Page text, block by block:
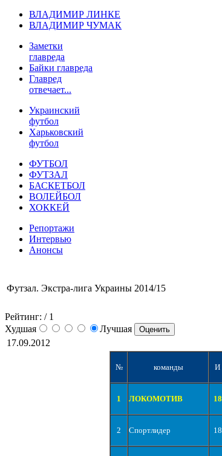
ВЛАДИМИР ЛИНКЕ
ВЛАДИМИР ЧУМАК
Заметки
главреда
Байки главреда
Главред
отвечает...
Украинский
футбол
Харьковский
футбол
ФУТБОЛ
ФУТЗАЛ
БАСКЕТБОЛ
ВОЛЕЙБОЛ
ХОККЕЙ
Репортажи
Интервью
Анонсы
Футзал. Экстра-лига Украины 2014/15
Рейтинг: / 1
Худшая
Лучшая
17.09.2012
№ команды И
1 ЛОКОМОТИВ 18
2 Спортлидер 18